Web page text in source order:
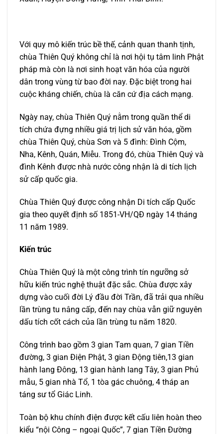
Với quy mô kiến trúc bề thế, cảnh quan thanh tịnh,
chùa Thiên Quý không chỉ là nơi hội tụ tâm linh Phật
pháp mà còn là nơi sinh hoạt văn hóa của người
dân trong vùng từ bao đời nay. Đặc biệt trong hai
cuộc kháng chiến, chùa là căn cứ địa cách mạng.
Ngày nay, chùa Thiên Quý nằm trong quần thể di
tích chứa đựng nhiều giá trị lịch sử văn hóa, gồm
chùa Thiên Quý, chùa Sơn và 5 đình: Đình Cộm,
Nha, Kênh, Quán, Miễu. Trong đó, chùa Thiên Quý và
đình Kênh được nhà nước công nhận là di tích lịch
sử cấp quốc gia.
Chùa Thiên Quý được công nhận Di tích cấp Quốc
gia theo quyết định số 1851-VH/QĐ ngày 14 tháng
11 năm 1989.
Kiến trúc
Chùa Thiên Quý là một công trình tín ngưỡng sở
hữu kiến trúc nghệ thuật đặc sắc. Chùa được xây
dựng vào cuối đời Lý đầu đời Trần, đã trải qua nhiều
lần trùng tu nâng cấp, đến nay chùa vẫn giữ nguyên
dấu tích cốt cách của lần trùng tu năm 1820.
Công trình bao gồm 3 gian Tam quan, 7 gian Tiền
đường, 3 gian Điện Phật, 3 gian Động tiên,13 gian
hành lang Đông, 13 gian hành lang Tây, 3 gian Phủ
mẫu, 5 gian nhà Tổ, 1 tòa gác chuông, 4 tháp an
táng sư tổ Giác Linh.
Toàn bộ khu chính điện được kết cấu liên hoàn theo
kiểu “nội Công – ngoại Quốc”, 7 gian Tiền Đường